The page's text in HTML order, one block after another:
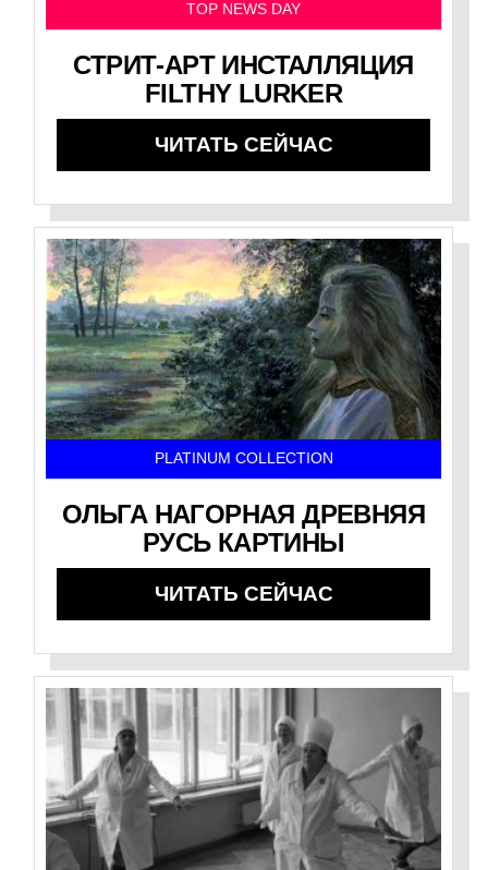
TOP NEWS DAY
СТРИТ-АРТ ИНСТАЛЛЯЦИЯ
FILTHY LURKER
ЧИТАТЬ СЕЙЧАС
PLATINUM COLLECTION
ОЛЬГА НАГОРНАЯ ДРЕВНЯЯ
РУСЬ КАРТИНЫ
ЧИТАТЬ СЕЙЧАС